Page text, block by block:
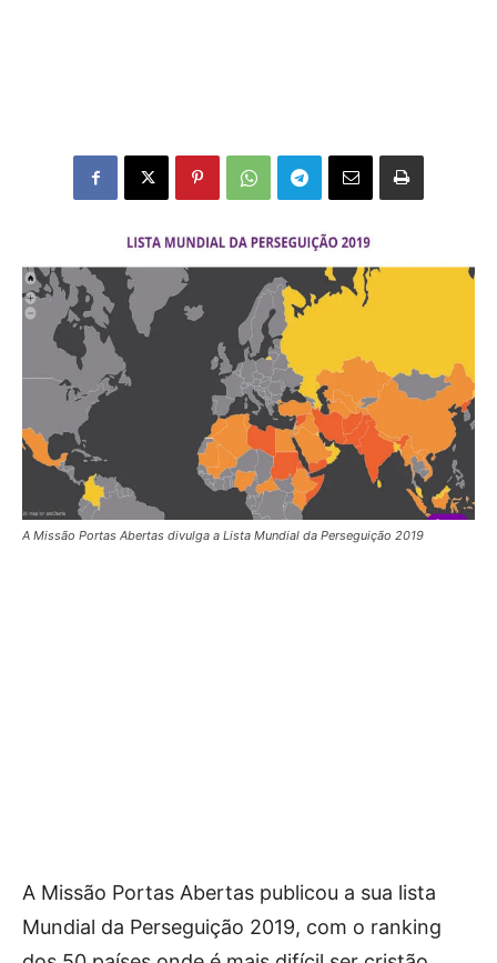
A Missão Portas Abertas divulga a Lista Mundial da Perseguição 2019
A Missão Portas Abertas publicou a sua lista
Mundial da Perseguição 2019, com o ranking